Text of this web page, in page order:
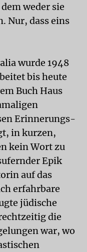
weder sie
Nur, dass eins
wurde 1948
bis heute
Buch Haus
Erinnerungs­
in kurzen,
kein Wort zu
Epik
auf das
erfahrbare
jüdische
die
war, wo